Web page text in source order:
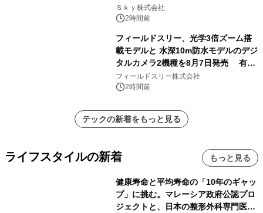
業務実態を分析し労務改善を支援。 藤
原竜也メイキング動画公開 「もしAIが
る自信がある」「昨年の夏はカブトム
シを捕まえたり、虫と戦ったり…」
Ｓｋｙ株式会社
2時間前
フィールドスリー、光学3倍ズーム搭
載モデルと 水深10m防水モデルのデジ
タルカメラ2機種を8月7日発売 有効
約1300万画素、用途別に選べるコンデ
ジ新登場
フィールドスリー株式会社
2時間前
テックの新着をもっと見る
ライフスタイルの新着 もっと見る
健康寿命と平均寿命の「10年のギャッ
プ」に挑む。マレーシア政府公認プロ
ジェクトと、日本の整形外科専門医が